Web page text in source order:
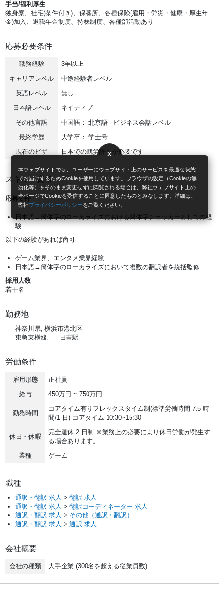
×
本ウェブサイトでは、ユーザーにウェブサイト上のサービスを最適な状態
でお届けするためCookieを使用しています。ブラウザの設定（Cookieの無
効化等）をそのまま変更せずに閲覧される場合は、弊社ウェブサイト上の
全ページでCookieを受信することに同意したものとみなします。詳細は、
弊社プライバシーポリシーをご覧ください。
手当/福利厚生
独身寮、社宅(条件付き)、保養所、各種保険(雇用・労災・健康・厚生年
金)加入、退職年金制度、持株制度、各種部活動あり
応募必要条件
職務経験
3年以上
キャリアレベル
中途経験者レベル
英語レベル
無し
日本語レベル
ネイティブ
その他言語
中国語： 北京語 - ビジネス会話レベル
最終学歴
大学卒： 学士号
現在のビザ
日本での就労許可が必要です
スキル・資格
応募要件
日本語→簡体字のローカライズにおける簡体字チェッカーとしての経
験
以下の経験があれば尚可
ゲーム業界、エンタメ業界経験
日本語→簡体字のローカライズにおいて複数の翻訳者を統括監修
採用人数
若干名
勤務地
神奈川県, 横浜市港北区
東急東横線、 日吉駅
労働条件
雇用形態
正社員
給与
450万円 ~ 750万円
勤務時間
コアタイム有りフレックスタイム制(標準労働時間 7.5 時
間/1 日) コアタイム 10:30~15:30
休日・休暇
完全週休 2 日制 ※業務上の必要により休日労働が発生す
る場合あります。
業種
ゲーム
職種
通訳・翻訳 求人 > 翻訳 求人
通訳・翻訳 求人 > 翻訳コーディネーター 求人
通訳・翻訳 求人 > その他（通訳・翻訳）
通訳・翻訳 求人 > 通訳 求人
会社概要
会社の種類 大手企業 (300名を超える従業員数)